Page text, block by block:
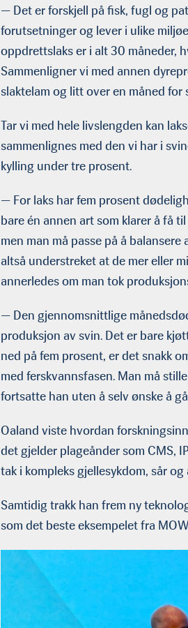
— Det er forskjell på fisk, fugl og
forutsetninger og lever i ulike
oppdrettslaks er i alt 30 måneder,
Sammenligner vi med annen
slaktelam og litt over en måned for
Tar vi med hele livslengden kan
sammenlignes med den vi har i
kylling under tre prosent.
— For laks har fem prosent
bare én annen art som klarer å få
men man må passe på å
altså understreket at de mer eller
annerledes om man tok
— Den gjennomsnittlige
produksjon av svin. Det er bare
ned på fem prosent, er det snakk
med ferskvannsfasen. Man må
fortsatte han uten å selv ønske å
Oaland viste hvordan
det gjelder plageånder som CMS,
tak i kompleks gjellesykdom, sår
Samtidig trakk han frem ny
som det beste eksempelet fra